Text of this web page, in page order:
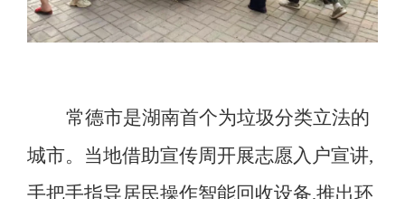
常德市是湖南首个为垃圾分类立法的
城市。 当地借助宣传周开展志愿入户宣讲,
手把手指导居民操作智能回收设备,推出环